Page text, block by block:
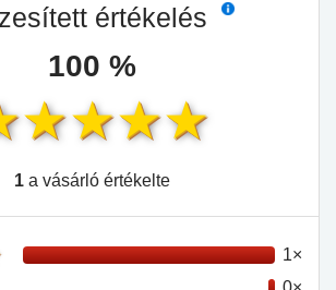
értékelés
100 %
1a vásárló értékelte
1×